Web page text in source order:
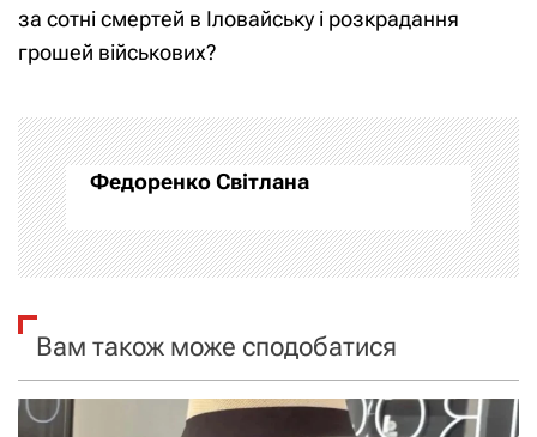
і
г
а
ц
і
я
з
а
п
за сотні смертей в Іловайську і розкрадання
грошей військових?
Федоренко Світлана
Вам також може сподобатися